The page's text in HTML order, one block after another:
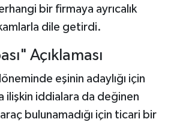
bir firmaya ayrıcalık
dile getirdi.
Açıklaması
eşinin adaylığı için
ilişkin iddialara da değinen
bulunamadığı için ticari bir